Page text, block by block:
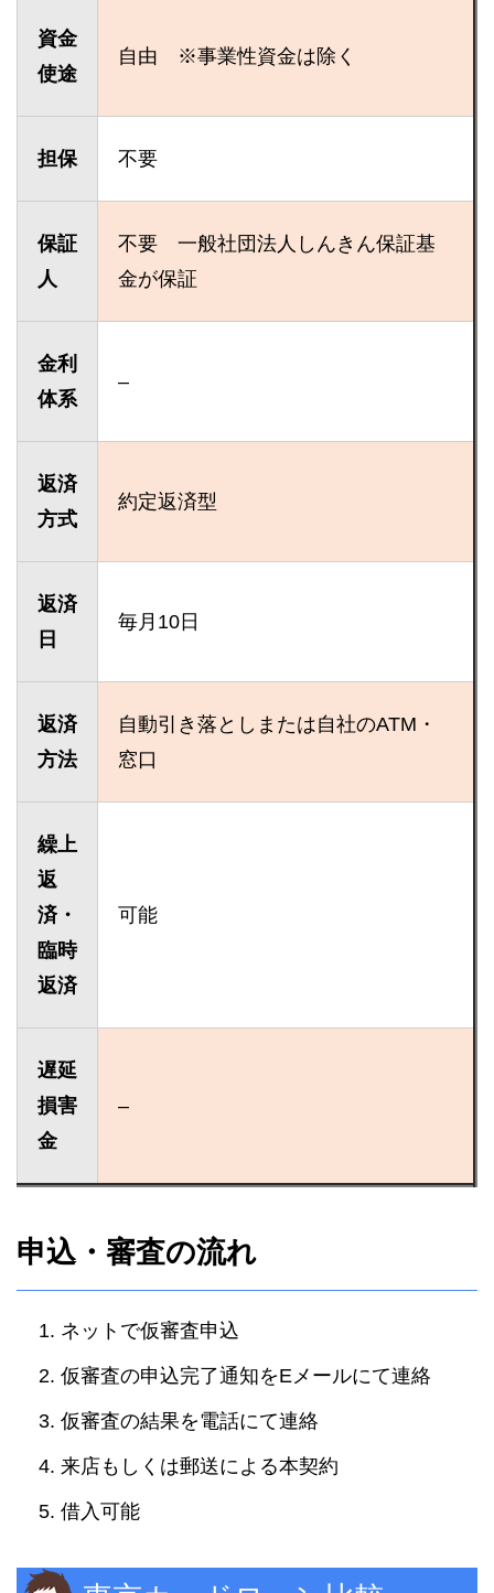
資金
使途
自由 ※事業性資金は除く
担保 不要
保証
人
不要 一般社団法人しんきん保証基
金が保証
金利
体系
–
返済
方式
約定返済型
返済
日
毎月10日
返済
方法
自動引き落としまたは自社のATM・
窓口
繰上
返
済・
臨時
返済
可能
遅延
損害
金
–
申込・審査の流れ
ネットで仮審査申込
仮審査の申込完了通知をEメールにて連絡
仮審査の結果を電話にて連絡
来店もしくは郵送による本契約
借入可能